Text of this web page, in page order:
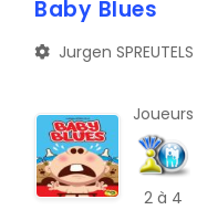
Baby Blues
Jurgen SPREUTELS
Joueurs
2 à 4